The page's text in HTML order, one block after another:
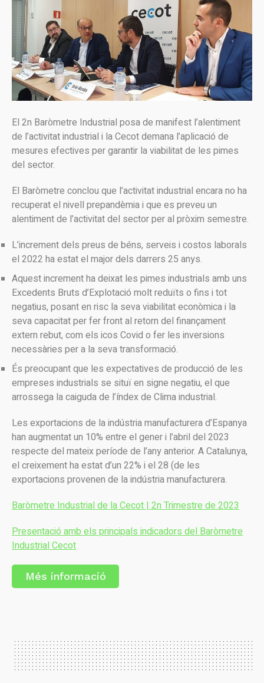
El 2n Baròmetre Industrial posa de manifest l’alentiment
de l’activitat industrial i la Cecot demana l’aplicació de
mesures efectives per garantir la viabilitat de les pimes
del sector.
El Baròmetre conclou que l’activitat industrial encara no ha
recuperat el nivell prepandèmia i que es preveu un
alentiment de l’activitat del sector per al pròxim semestre.
L’increment dels preus de béns, serveis i costos laborals
el 2022 ha estat el major dels darrers 25 anys.
Aquest increment ha deixat les pimes industrials amb uns
Excedents Bruts d’Explotació molt reduïts o fins i tot
negatius, posant en risc la seva viabilitat econòmica i la
seva capacitat per fer front al retorn del finançament
extern rebut, com els icos Covid o fer les inversions
necessàries per a la seva transformació.
És preocupant que les expectatives de producció de les
empreses industrials se situï en signe negatiu, el que
arrossega la caiguda de l’índex de Clima industrial.
Les exportacions de la indústria manufacturera d’Espanya
han augmentat un 10% entre el gener i l’abril del 2023
respecte del mateix període de l’any anterior. A Catalunya,
el creixement ha estat d’un 22% i el 28 (de les
exportacions provenen de la indústria manufacturera.
Baròmetre Industrial de la Cecot | 2n Trimestre de 2023
Presentació amb els principals indicadors del Baròmetre
Industrial Cecot
Més informació